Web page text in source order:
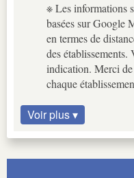
※ Les informations
basées sur Google
en termes de
des
indication. Merci
chaque
Voir plus ▾